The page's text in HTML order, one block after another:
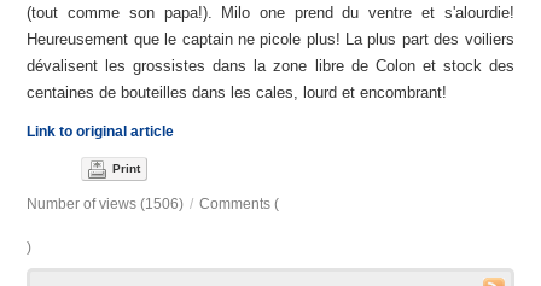
(tout comme son papa!). Milo one prend du ventre et s'alourdie!
Heureusement que le captain ne picole plus! La plus part des voiliers
dévalisent les grossistes dans la zone libre de Colon et stock des
centaines de bouteilles dans les cales, lourd et encombrant!
Link to original article
Print
Number of views (1506) / Comments (
)